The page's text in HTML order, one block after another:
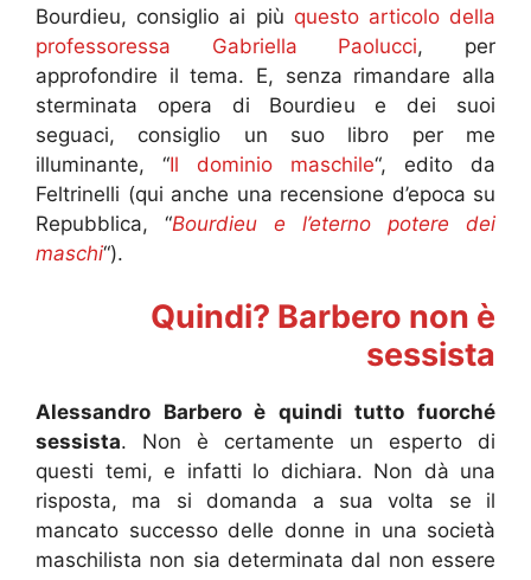
Bourdieu, consiglio ai più questo articolo della
professoressa Gabriella Paolucci, per
approfondire il tema. E, senza rimandare alla
sterminata opera di Bourdieu e dei suoi
seguaci, consiglio un suo libro per me
illuminante, “Il dominio maschile“, edito da
Feltrinelli (qui anche una recensione d’epoca su
Repubblica, “Bourdieu e l’eterno potere dei
maschi“).
Quindi? Barbero non è
sessista
Alessandro Barbero è quindi tutto fuorché
sessista. Non è certamente un esperto di
questi temi, e infatti lo dichiara. Non dà una
risposta, ma si domanda a sua volta se il
mancato successo delle donne in una società
maschilista non sia determinata dal non essere